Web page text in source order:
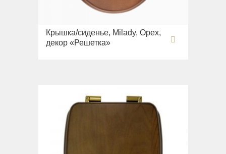
Крышка/сиденье, Milady, Орех,
декор «Решетка»